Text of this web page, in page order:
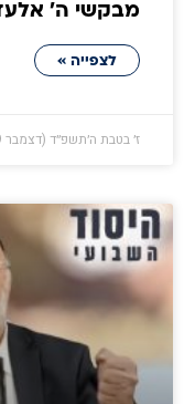
מבקשי ה'
לצפייה »
ז׳ בטבת ה׳תשפ״ד (דצמבר 19, 2023)